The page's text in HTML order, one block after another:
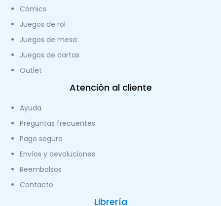
Cómics
Juegos de rol
Juegos de mesa
Juegos de cartas
Outlet
Atención al cliente
Ayuda
Preguntas frecuentes
Pago seguro
Envíos y devoluciones
Reembolsos
Contacto
Librería